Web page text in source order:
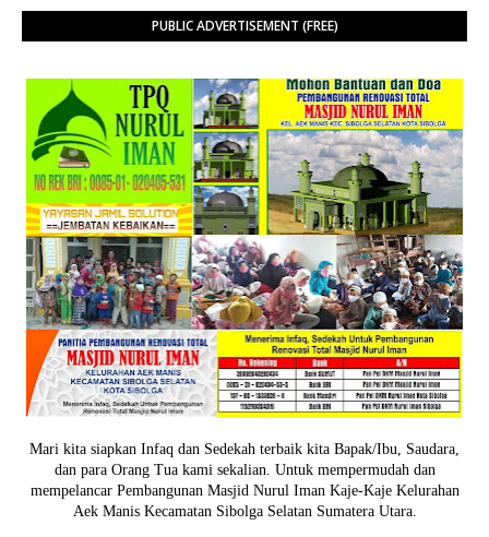
PUBLIC ADVERTISEMENT (FREE)
Mari kita siapkan Infaq dan Sedekah terbaik kita Bapak/Ibu, Saudara,
dan para Orang Tua kami sekalian. Untuk mempermudah dan
mempelancar Pembangunan Masjid Nurul Iman Kaje-Kaje Kelurahan
Aek Manis Kecamatan Sibolga Selatan Sumatera Utara.